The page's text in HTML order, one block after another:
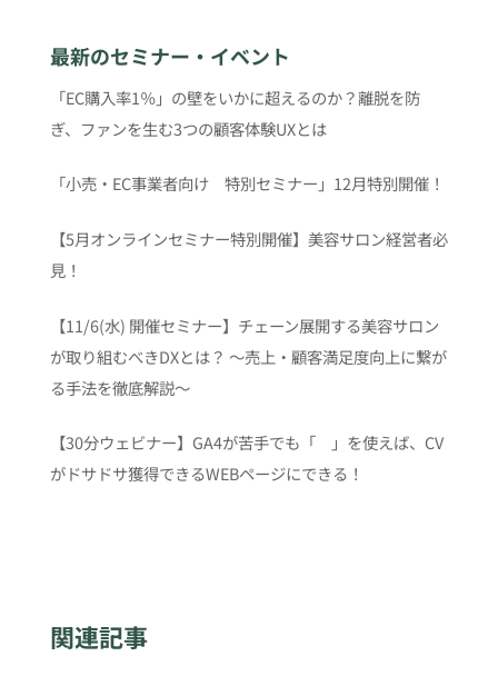
最新のセミナー・イベント
「EC購入率1％」の壁をいかに超えるのか？離脱を防
ぎ、ファンを生む3つの顧客体験UXとは
「小売・EC事業者向け 特別セミナー」12月特別開催！
【5月オンラインセミナー特別開催】美容サロン経営者必
見！
【11/6(水) 開催セミナー】チェーン展開する美容サロン
が取り組むべきDXとは？ 〜売上・顧客満足度向上に繋が
る手法を徹底解説〜
【30分ウェビナー】GA4が苦手でも「 」を使えば、CV
がドサドサ獲得できるWEBページにできる！
関連記事